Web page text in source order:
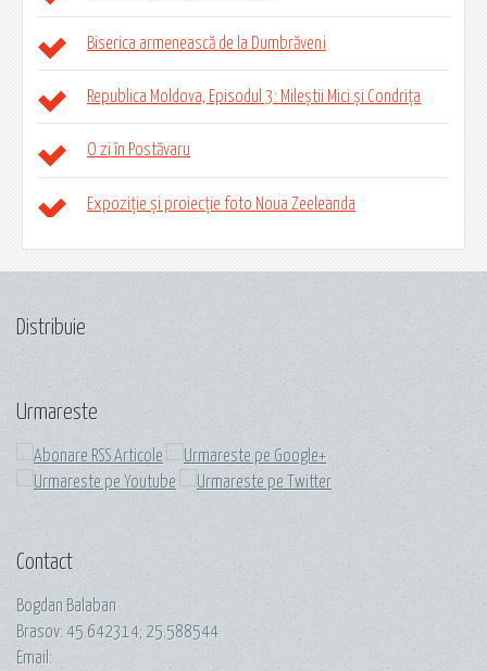
Biserica armenească de la Dumbrăveni
Republica Moldova, Episodul 3: Mileștii Mici și Condrița
O zi în Postăvaru
Expoziție și proiecție foto Noua Zeeleanda
Distribuie
Urmareste
Contact
Bogdan Balaban
Brasov: 45.642314; 25.588544
Email: